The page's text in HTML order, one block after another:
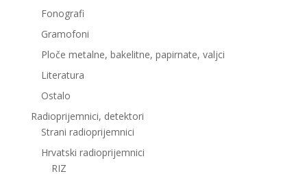
Fonografi
Gramofoni
Ploče metalne, bakelitne, papirnate, valjci
Literatura
Ostalo
Radioprijemnici, detektori
Strani radioprijemnici
Hrvatski radioprijemnici
RIZ